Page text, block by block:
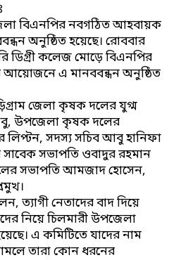
বিএনপির নবগঠিত আহবায়ক
অনুষ্ঠিত হয়েছে। রোববার
ডিগ্রী কলেজ মোড়ে বিএনপির
এ মানববন্ধন অনুষ্ঠিত
জেলা কৃষক দলের যুগ্ম
উপজেলা কৃষক দলের
সদস্য সচিব আবু হানিফা
সভাপতি ওবাদুর রহমান
সভাপতি আমজাদ হোসেন,
ত্যাগী নেতাদের বাদ দিয়ে
নিয়ে চিলমারী উপজেলা
এ কমিটিতে যাদের নাম
তারা কোন ধরনের